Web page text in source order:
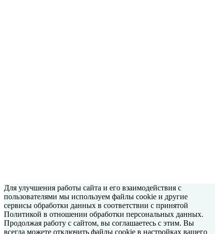
Для улучшения работы сайта и его взаимодействия с
пользователями мы используем файлы cookie и другие
сервисы обработки данных в соответствии с принятой
Политикой в отношении обработки персональных данных.
Продолжая работу с сайтом, вы соглашаетесь с этим. Вы
всегда можете отключить файлы cookie в настройках вашего